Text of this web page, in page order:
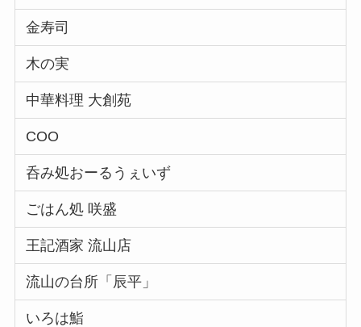
金寿司
木の実
中華料理 大創苑
COO
呑み処おーるうぇいず
ごはん処 咲盛
王記酒家 流山店
流山の台所「辰平」
いろは鮨